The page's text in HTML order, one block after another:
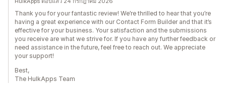
Thank you for your fantastic review! We’re thrilled to hear that you’re
having a great experience with our Contact Form Builder and that it’s
effective for your business. Your satisfaction and the submissions
you receive are what we strive for. If you have any further feedback or
need assistance in the future, feel free to reach out. We appreciate
your support!
Best,
The HulkApps Team